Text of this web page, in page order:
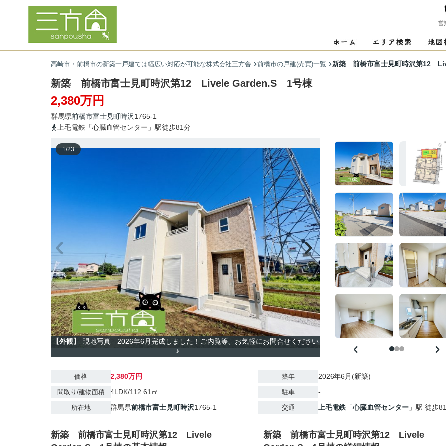
営
高崎市・前橋市の新築一戸建ては幅広い対応が可能な株式会社三方舎 前橋市の戸建(売買)一覧 新築 前橋市富士見町時沢第12
新築 前橋市富士見町時沢第12 Livele Garden.S 1号棟
2,380万円
群馬県前橋市富士見町時沢1765-1
上毛電鉄「心臓血管センター」駅徒歩81分
1/23
【外観】
現地写真 2026年6月完成しました！ご内覧等、お気軽にお問合せください
♪
価格 2,380万円
間取り/建物面積 4LDK/112.61㎡
所在地 群馬県前橋市富士見町時沢1765-1
築年 2026年6月(新築)
駐車 -
交通 上毛電鉄 「心臓血管センター 」駅 徒歩
新築 前橋市富士見町時沢第12 Livele
新築 前橋市富士見町時沢第12 Livele